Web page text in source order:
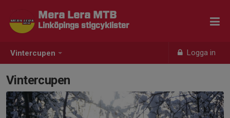
Vintercupen Logga in
Mera Lera MTB
Linköpings stigcyklister
Vintercupen